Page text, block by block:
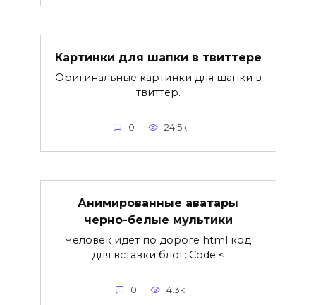
Картинки для шапки в твиттере
Оригинальные картинки для шапки в
твиттер.
0 24.5к.
Анимированные аватары
черно-белые мультики
Человек идет по дороге html код
для вставки блог: Code <
0 4.3к.